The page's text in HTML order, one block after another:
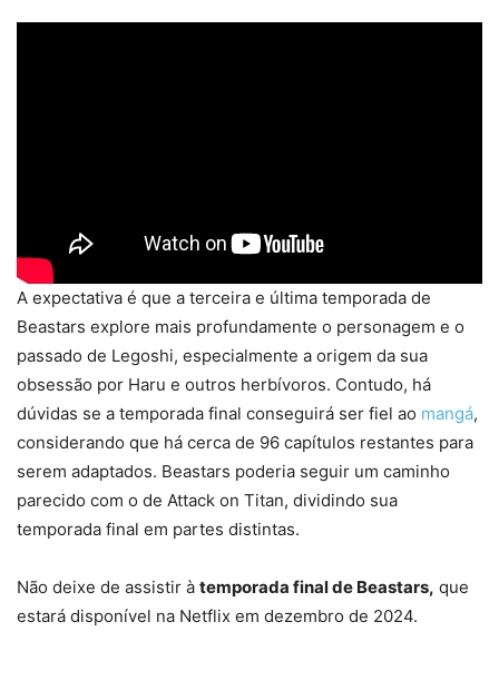
A expectativa é que a terceira e última temporada de
Beastars explore mais profundamente o personagem e o
passado de Legoshi, especialmente a origem da sua
obsessão por Haru e outros herbívoros. Contudo, há
dúvidas se a temporada final conseguirá ser fiel ao mangá,
considerando que há cerca de 96 capítulos restantes para
serem adaptados. Beastars poderia seguir um caminho
parecido com o de Attack on Titan, dividindo sua
temporada final em partes distintas.
Não deixe de assistir à temporada final de Beastars, que
estará disponível na Netflix em dezembro de 2024.